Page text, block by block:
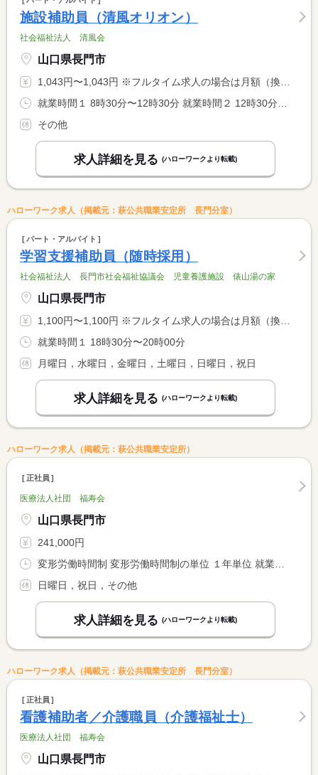
施設補助員（清風オリオン）
社会福祉法人 清風会
山口県長門市
1,043円〜1,043円 ※フルタイム求人の場合は月額（換算額）、パート求人の場合は時間額を表示しています。
その他
求人詳細を見る (ハローワークより転載)
ハローワーク求人（掲載元：萩公共職業安定所 長門分室）
パート・アルバイト
学習支援補助員（随時採用）
社会福祉法人 長門市社会福祉協議会 児童養護施設 俵山湯の家
山口県長門市
1,100円〜1,100円 ※フルタイム求人の場合は月額（換算額）、パート求人の場合は時間額を表示しています。
就業時間１ 18時30分〜20時00分
月曜日，水曜日，金曜日，土曜日，日曜日，祝日
求人詳細を見る (ハローワークより転載)
ハローワーク求人（掲載元：萩公共職業安定所）
正社員
医療法人社団 福寿会
山口県長門市
241,000円
日曜日，祝日，その他
求人詳細を見る (ハローワークより転載)
ハローワーク求人（掲載元：萩公共職業安定所 長門分室）
正社員
看護補助者／介護職員（介護福祉士）
医療法人社団 福寿会
山口県長門市